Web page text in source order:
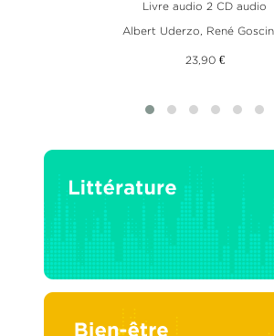
Livre audio 2 CD audio
Albert Uderzo René
23,90 €